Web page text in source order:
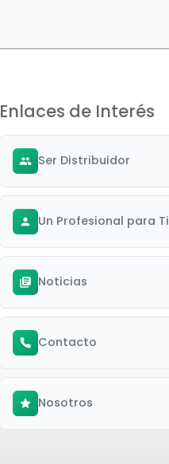
Enlaces de Interés
Ser Distribuidor
Un Profesional para Ti
Noticias
Contacto
Nosotros